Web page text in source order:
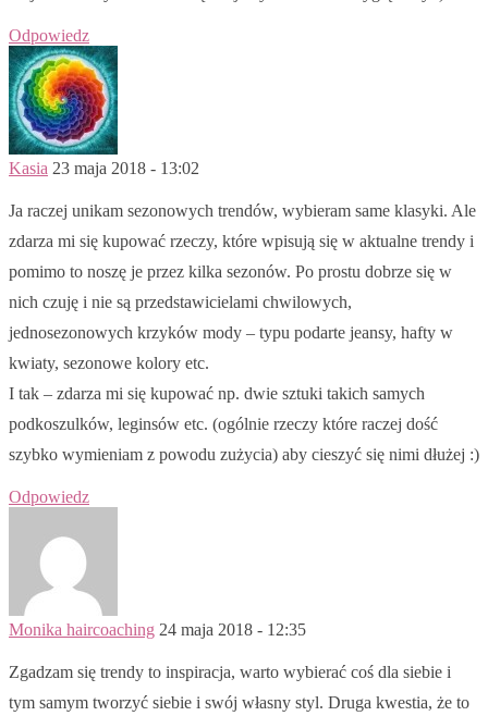
Odpowiedz
Kasia 23 maja 2018 - 13:02
Ja raczej unikam sezonowych trendów, wybieram same klasyki. Ale
zdarza mi się kupować rzeczy, które wpisują się w aktualne trendy i
pomimo to noszę je przez kilka sezonów. Po prostu dobrze się w
nich czuję i nie są przedstawicielami chwilowych,
jednosezonowych krzyków mody – typu podarte jeansy, hafty w
kwiaty, sezonowe kolory etc.
I tak – zdarza mi się kupować np. dwie sztuki takich samych
podkoszulków, leginsów etc. (ogólnie rzeczy które raczej dość
szybko wymieniam z powodu zużycia) aby cieszyć się nimi dłużej :)
Odpowiedz
Monika haircoaching 24 maja 2018 - 12:35
Zgadzam się trendy to inspiracja, warto wybierać coś dla siebie i
tym samym tworzyć siebie i swój własny styl. Druga kwestia, że to